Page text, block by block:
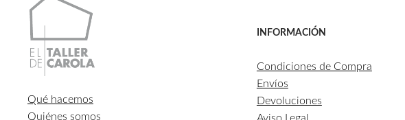
Qué hacemos
Quiénes somos
INFORMACIÓN
Condiciones de Compra
Envíos
Devoluciones